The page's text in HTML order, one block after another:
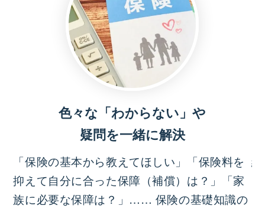
色々な「わからない」や
疑問を一緒に解決
「保険の基本から教えてほしい」「保険料を
抑えて自分に合った保障（補償）は？」「家
族に必要な保障は？」…… 保険の基礎知識の